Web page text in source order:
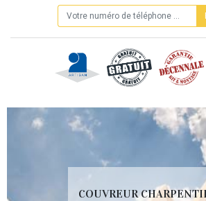
COUVREUR